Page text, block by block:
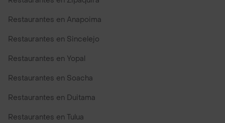
Restaurantes en Anapoima
Restaurantes en Sincelejo
Restaurantes en Yopal
Restaurantes en Soacha
Restaurantes en Duitama
Restaurantes en Tulua